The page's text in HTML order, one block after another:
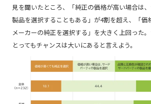
見を聞いたところ、「純正の価格が高い場合は
製品を選択することもある」が4割を超え、「価
メーカーの純正を選択する」を大きく上回った
とってもチャンスは大いにあると言えよう。